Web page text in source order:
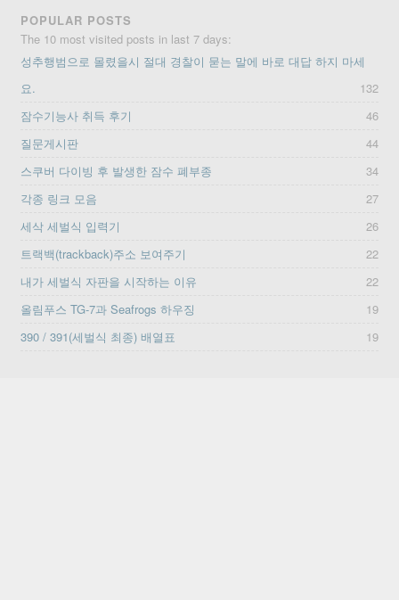
POPULAR POSTS
The 10 most visited posts in last 7 days:
성추행범으로 몰렸을시 절대 경찰이 묻는 말에 바로 대답 하지 마세
요.
132
잠수기능사 취득 후기
46
질문게시판
44
스쿠버 다이빙 후 발생한 잠수 폐부종
34
각종 링크 모음
27
세삭 세벌식 입력기
26
트랙백(trackback)주소 보여주기
22
내가 세벌식 자판을 시작하는 이유
22
올림푸스 TG-7과 Seafrogs 하우징
19
390 / 391(세벌식 최종) 배열표
19